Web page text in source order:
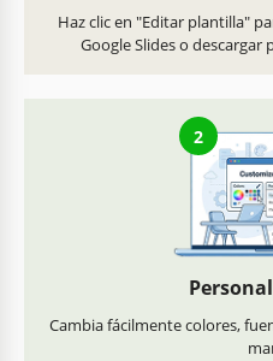
Haz clic en "Editar plantilla"
Google Slides o
2
Cambia fácilmente colores,